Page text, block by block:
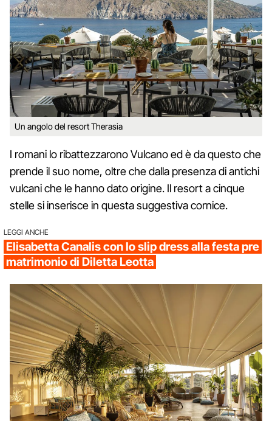
Un angolo del resort Therasia
I romani lo ribattezzarono Vulcano ed è da questo che
prende il suo nome, oltre che dalla presenza di antichi
vulcani che le hanno dato origine. Il resort a cinque
stelle si inserisce in questa suggestiva cornice.
LEGGI ANCHE
Elisabetta Canalis con lo slip dress alla festa pre
matrimonio di Diletta Leotta